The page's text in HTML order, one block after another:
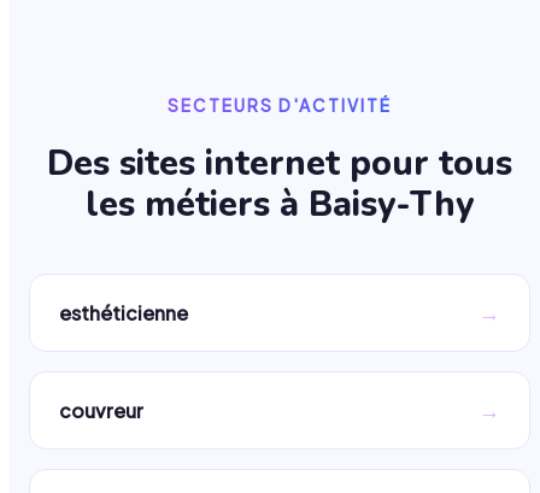
SECTEURS D'ACTIVITÉ
Des sites internet pour tous
les métiers à Baisy-Thy
esthéticienne →
couvreur →